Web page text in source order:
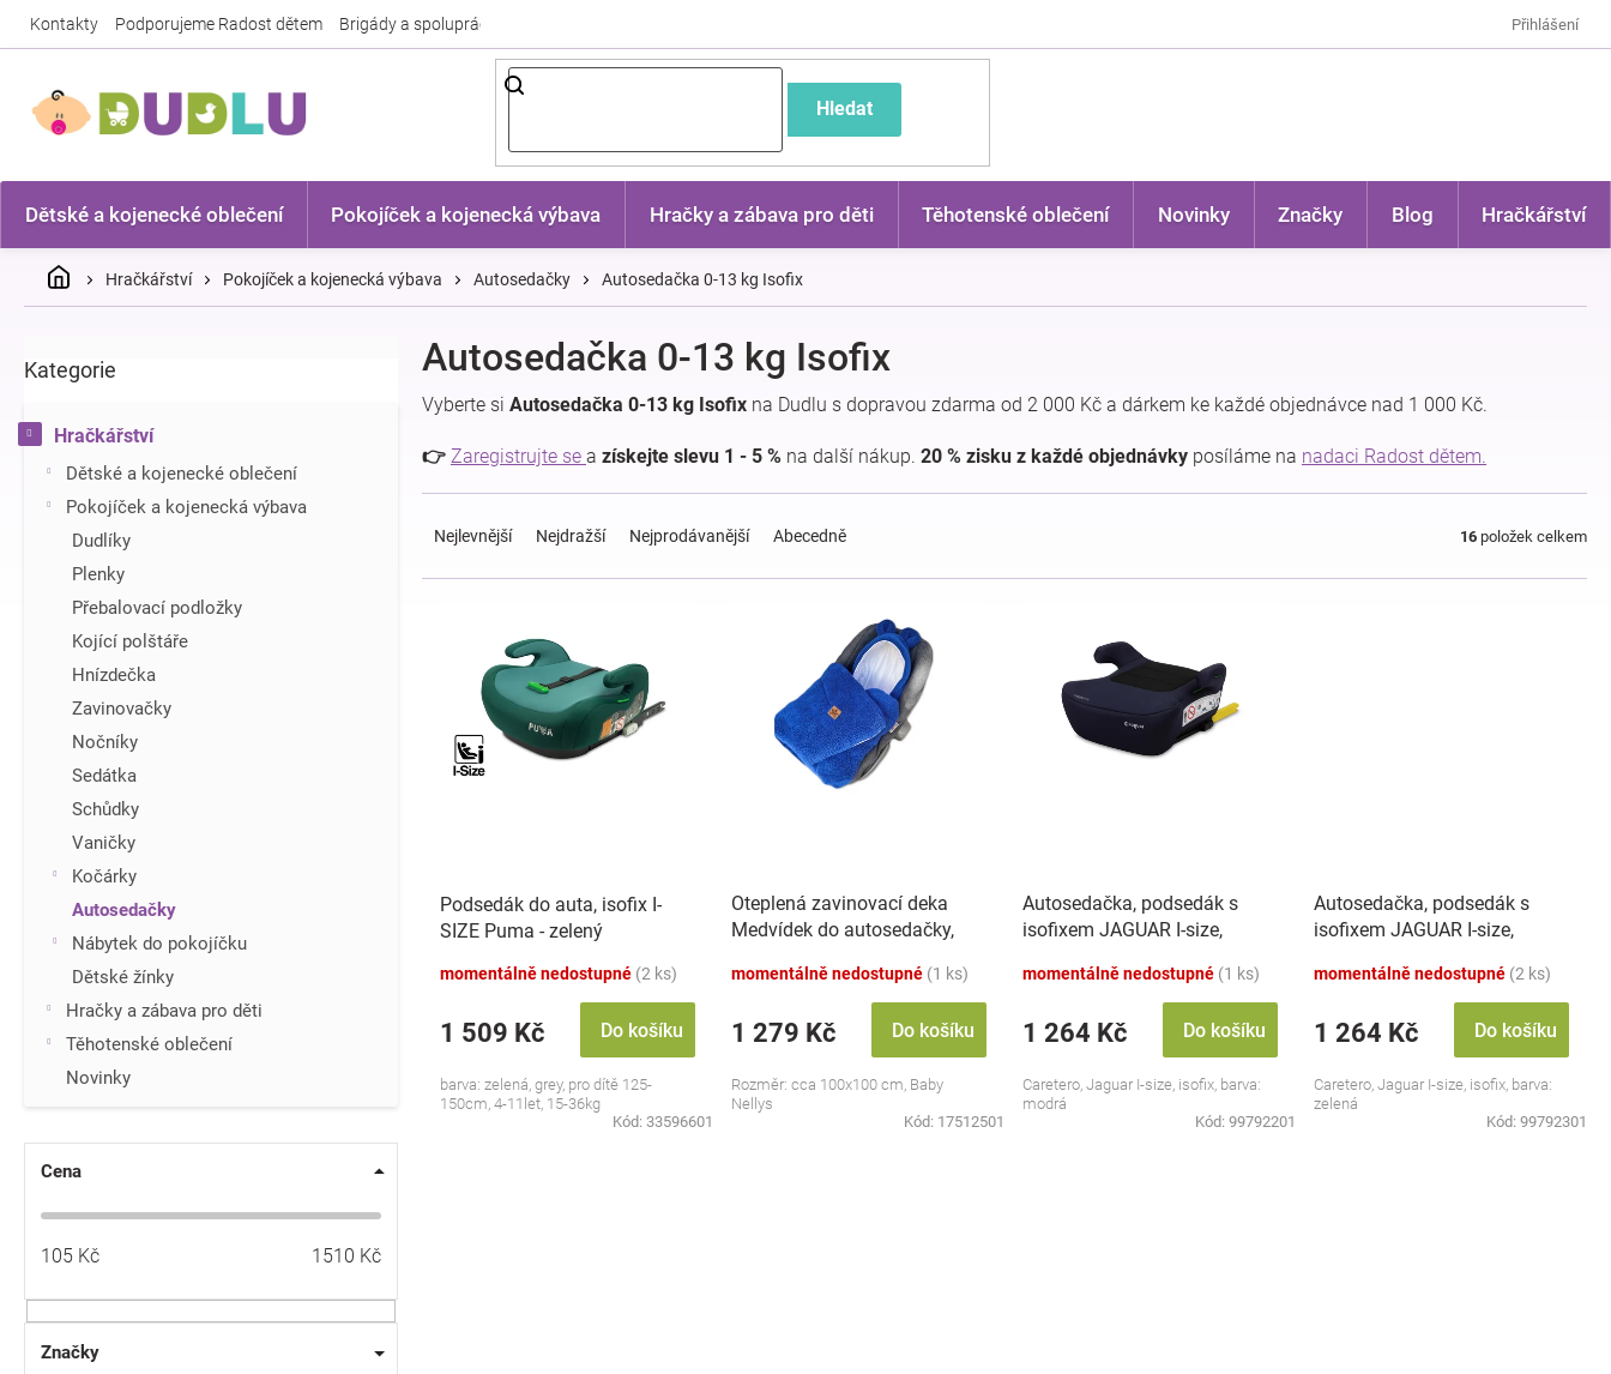
Kontakty Podporujeme Radost dětem Brigády a spolupráce Přihlášení
Hledat
Dětské a kojenecké oblečení Pokojíček a kojenecká výbava Hračky a zábava pro děti Těhotenské oblečení Novinky Značky Blog Hračkářství
DomůHračkářství Pokojíček a kojenecká výbava Autosedačky Autosedačka 0-13 kg Isofix
o
t
r
Přeskočit
Kategorie
Hračkářství
Dětské a kojenecké oblečení
Pokojíček a kojenecká výbava
Dudlíky
Plenky
Přebalovací podložky
Kojící polštáře
Hnízdečka
Zavinovačky
Nočníky
Sedátka
Schůdky
Vaničky
Kočárky
Autosedačky
Nábytek do pokojíčku
Dětské žínky
Hračky a zábava pro děti
Těhotenské oblečení
Novinky
Cena
105 Kč 1510 Kč
Značky
Autosedačka 0-13 kg Isofix
Vyberte si Autosedačka 0-13 kg Isofix na Dudlu s dopravou zdarma od 2 000 Kč a dárkem ke každé objednávce nad 1 000 Kč.
👉 Zaregistrujte se a získejte slevu 1 - 5 % na další nákup. 20 % zisku z každé objednávky posíláme na nadaci Radost dětem.
e
Nejlevnější Nejdražší Nejprodávanější Abecedně 16 položek celkem
Podsedák do auta, isofix I-
SIZE Puma - zelený
momentálně nedostupné (2 ks)
1 509 Kč Do košíku
barva: zelená, grey, pro dítě 125-
150cm, 4-11let, 15-36kg
Kód: 33596601
Oteplená zavinovací deka
Medvídek do autosedačky,
momentálně nedostupné (1 ks)
1 279 Kč Do košíku
Rozměr: cca 100x100 cm, Baby
Nellys
Kód: 17512501
Autosedačka, podsedák s
isofixem JAGUAR I-size,
momentálně nedostupné (1 ks)
1 264 Kč Do košíku
Caretero, Jaguar I-size, isofix, barva:
modrá
Kód: 99792201
Autosedačka, podsedák s
isofixem JAGUAR I-size,
momentálně nedostupné (2 ks)
1 264 Kč Do košíku
Caretero, Jaguar I-size, isofix, barva:
zelená
Kód: 99792301